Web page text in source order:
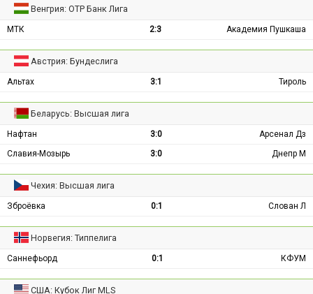
Венгрия: ОТР Банк Лига
МТК 2:3 Академия Пушкаша
Австрия: Бундеслига
Альтах 3:1 Тироль
Беларусь: Высшая лига
Нафтан 3:0
Арсенал Дз
Славия-Мозырь
3:0 Днепр М
Чехия: Высшая лига
Зброёвка 0:1 Слован Л
Норвегия: Типпелига
Саннефьорд 0:1 КФУМ
США: Кубок Лиг MLS